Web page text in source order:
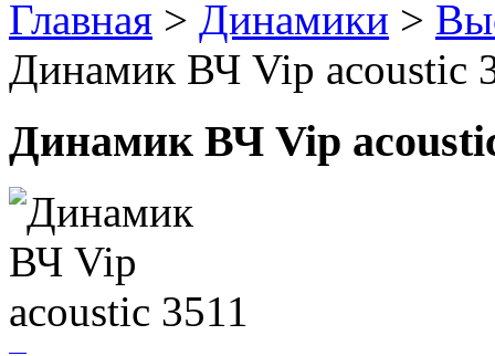
Главная > Динамики >
Динамик ВЧ Vip acoustic
Динамик ВЧ Vip